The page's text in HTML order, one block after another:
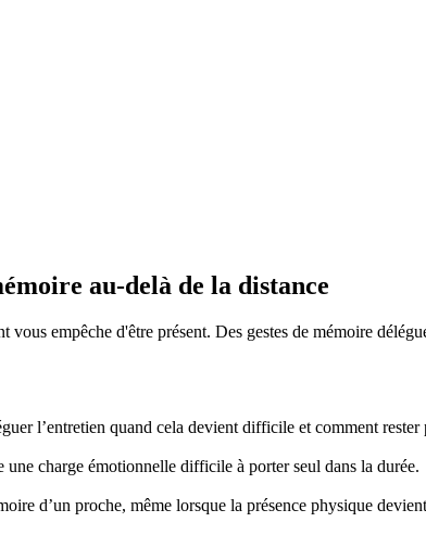
au-delà de la distance
empêche d'être présent. Des gestes de mémoire
l’entretien quand cela devient difficile et comment rester
charge émotionnelle difficile à porter seul dans la durée.
d’un proche, même lorsque la présence physique